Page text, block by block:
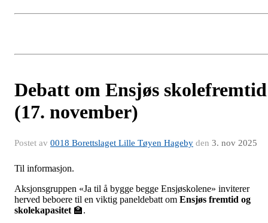
Debatt om Ensjøs skolefremtid
(17. november)
Postet av 0018 Borettslaget Lille Tøyen Hageby den 3. nov 2025
Til informasjon.
Aksjonsgruppen «Ja til å bygge begge Ensjøskolene» inviterer
herved beboere til en viktig paneldebatt om Ensjøs fremtid og
skolekapasitet 🏫.